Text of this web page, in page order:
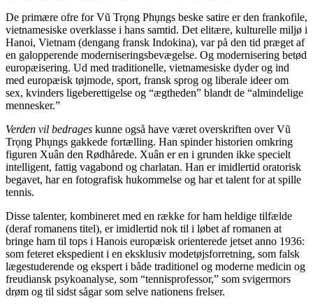
De primære ofre for Vũ Trọng Phụngs beske satire er den frankofile,
vietnamesiske overklasse i hans samtid. Det elitære, kulturelle miljø i
Hanoi, Vietnam (dengang fransk Indokina), var på den tid præget af
en galopperende moderniseringsbevægelse. Og modernisering betød
europæisering. Ud med traditionelle, vietnamesiske dyder og ind
med europæisk tøjmode, sport, fransk sprog og liberale ideer om
sex, kvinders ligeberettigelse og “ægtheden” blandt de “almindelige
mennesker.”
Verden vil bedrages kunne også have været overskriften over Vũ
Trọng Phụngs gakkede fortælling. Han spinder historien omkring
figuren Xuân den Rødhårede. Xuân er en i grunden ikke specielt
intelligent, fattig vagabond og charlatan. Han er imidlertid oratorisk
begavet, har en fotografisk hukommelse og har et talent for at spille
tennis.
Disse talenter, kombineret med en række for ham heldige tilfælde
(deraf romanens titel), er imidlertid nok til i løbet af romanen at
bringe ham til tops i Hanois europæisk orienterede jetset anno 1936:
som feteret ekspedient i en eksklusiv modetøjsforretning, som falsk
lægestuderende og ekspert i både traditionel og moderne medicin og
freudiansk psykoanalyse, som “tennisprofessor,” som svigermors
drøm og til sidst sågar som selve nationens frelser.